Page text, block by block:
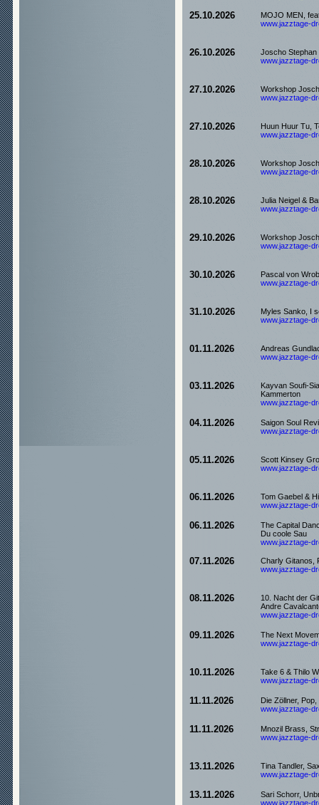
25.10.2026
MOJO MEN,
www.jazztage-
26.10.2026
Joscho Stephan
www.jazztage-
27.10.2026
Workshop
www.jazztage-
27.10.2026
Huun Huur Tu,
www.jazztage-
28.10.2026
Workshop
www.jazztage-
28.10.2026
Julia Neigel &
www.jazztage-
29.10.2026
Workshop
www.jazztage-
30.10.2026
Pascal von
www.jazztage-
31.10.2026
Myles Sanko, I
www.jazztage-
01.11.2026
Andreas
www.jazztage-
03.11.2026
Kayvan Soufi-
Kammerton
www.jazztage-
04.11.2026
Saigon Soul
www.jazztage-
05.11.2026
Scott Kinsey
www.jazztage-
06.11.2026
Tom Gaebel &
www.jazztage-
06.11.2026
The Capital
Du coole Sau
www.jazztage-
07.11.2026
Charly Gitanos,
www.jazztage-
08.11.2026
10. Nacht der
Andre
www.jazztage-
09.11.2026
The Next
www.jazztage-
10.11.2026
Take 6 & Thilo
www.jazztage-
11.11.2026
Die Zöllner,
www.jazztage-
11.11.2026
Mnozil Brass,
www.jazztage-
13.11.2026
Tina Tandler,
www.jazztage-
13.11.2026
Sari Schorr,
www.jazztage-